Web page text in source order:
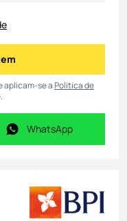
aplicam-se aPolítica de
WhatsApp
WhatsApp